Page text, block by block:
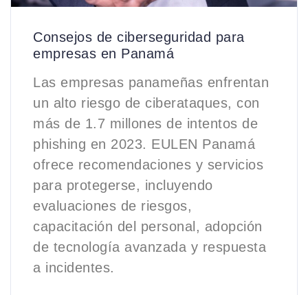
Consejos de ciberseguridad para
empresas en Panamá
Las empresas panameñas enfrentan
un alto riesgo de ciberataques, con
más de 1.7 millones de intentos de
phishing en 2023. EULEN Panamá
ofrece recomendaciones y servicios
para protegerse, incluyendo
evaluaciones de riesgos,
capacitación del personal, adopción
de tecnología avanzada y respuesta
a incidentes.